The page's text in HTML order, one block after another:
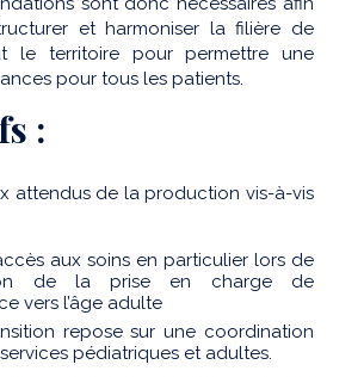
et harmoniser la filière de
le territoire pour permettre une
pour tous les patients.
:
attendus de la production vis-à-vis
aux soins en particulier lors de
de la prise en charge de
vers l’âge adulte
repose sur une coordination
pédiatriques et adultes.